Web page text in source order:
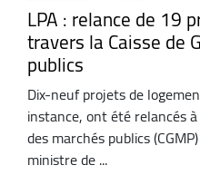
LPA : relance de 19
travers la Caisse de
publics
Dix-neuf projets de
instance, ont été relancés
des marchés publics
ministre de ...